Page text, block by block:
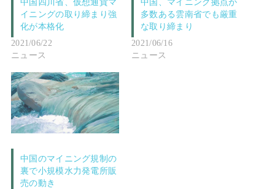
中国四川省、仮想通貨マ
イニングの取り締まり強
化が本格化
2021/06/22
ニュース
中国、マイニング拠点が
多数ある雲南省でも厳重
な取り締まり
2021/06/16
ニュース
中国のマイニング規制の
裏で小規模水力発電所販
売の動き